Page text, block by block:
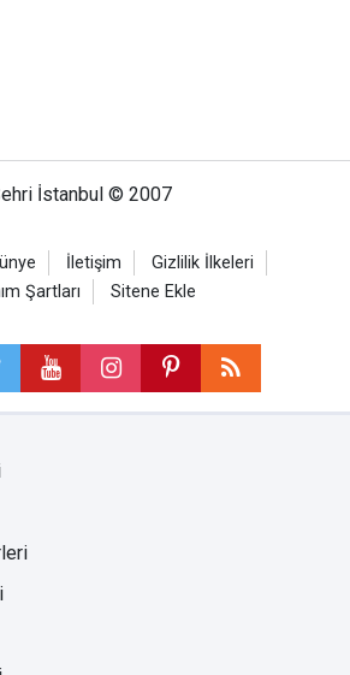
İstanbul © 2007
İletişim
Gizlilik İlkeleri
Şartları
Sitene Ekle